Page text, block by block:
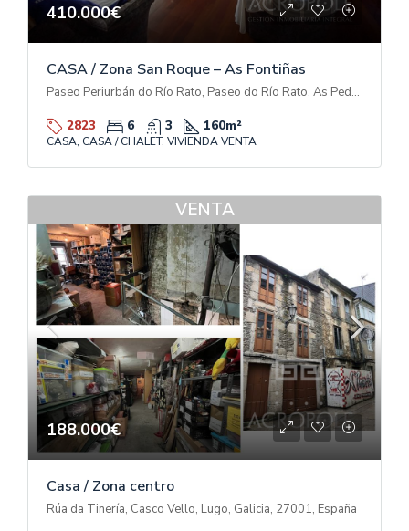
410.000€
CASA / Zona San Roque – As Fontiñas
Paseo Periurbán do Río Rato, Paseo do Río Rato, As Pedreiras, A Tolda de Castela, Lugo, Galicia, 27002, España
2823 6 3 160m²
CASA, CASA / CHALET, VIVIENDA VENTA
VENTA
188.000€
Casa / Zona centro
Rúa da Tinería, Casco Vello, Lugo, Galicia, 27001, España